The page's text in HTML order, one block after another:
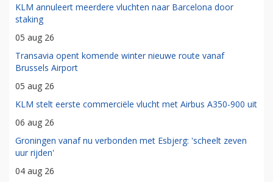
KLM annuleert meerdere vluchten naar Barcelona door
staking
05 aug 26
Transavia opent komende winter nieuwe route vanaf
Brussels Airport
05 aug 26
KLM stelt eerste commerciële vlucht met Airbus A350-900 uit
06 aug 26
Groningen vanaf nu verbonden met Esbjerg: 'scheelt zeven
uur rijden'
04 aug 26